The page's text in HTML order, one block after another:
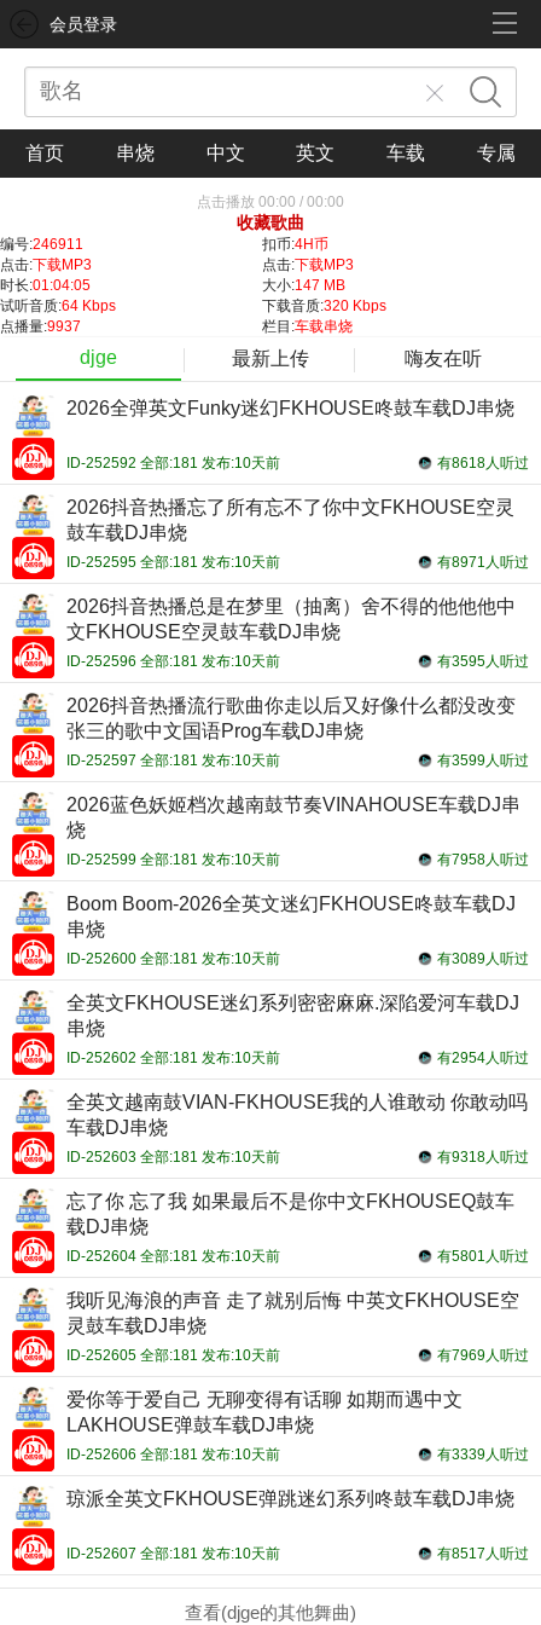
会员登录
首页 串烧 中文 英文 车载 专属
点击播放 00:00 / 00:00
收藏歌曲
编号:246911 扣币:4H币
点击:下载MP3 点击:下载MP3
时长:01:04:05 大小:147 MB
试听音质:64 Kbps 下载音质:320 Kbps
点播量:9937 栏目:车载串烧
djge 最新上传 嗨友在听
2026全弹英文Funky迷幻FKHOUSE咚鼓车载DJ串烧
有8618人听过
ID-252592 全部:181 发布:10天前
2026抖音热播忘了所有忘不了你中文FKHOUSE空灵
鼓车载DJ串烧
有8971人听过
ID-252595 全部:181 发布:10天前
2026抖音热播总是在梦里（抽离）舍不得的他他他中
文FKHOUSE空灵鼓车载DJ串烧
有3595人听过
ID-252596 全部:181 发布:10天前
2026抖音热播流行歌曲你走以后又好像什么都没改变
张三的歌中文国语Prog车载DJ串烧
有3599人听过
ID-252597 全部:181 发布:10天前
2026蓝色妖姬档次越南鼓节奏VINAHOUSE车载DJ串
烧
有7958人听过
ID-252599 全部:181 发布:10天前
Boom Boom-2026全英文迷幻FKHOUSE咚鼓车载DJ
串烧
有3089人听过
ID-252600 全部:181 发布:10天前
全英文FKHOUSE迷幻系列密密麻麻.深陷爱河车载DJ
串烧
有2954人听过
ID-252602 全部:181 发布:10天前
全英文越南鼓VIAN-FKHOUSE我的人谁敢动 你敢动吗
车载DJ串烧
有9318人听过
ID-252603 全部:181 发布:10天前
忘了你 忘了我 如果最后不是你中文FKHOUSEQ鼓车
载DJ串烧
有5801人听过
ID-252604 全部:181 发布:10天前
我听见海浪的声音 走了就别后悔 中英文FKHOUSE空
灵鼓车载DJ串烧
有7969人听过
ID-252605 全部:181 发布:10天前
爱你等于爱自己 无聊变得有话聊 如期而遇中文
LAKHOUSE弹鼓车载DJ串烧
有3339人听过
ID-252606 全部:181 发布:10天前
琼派全英文FKHOUSE弹跳迷幻系列咚鼓车载DJ串烧
有8517人听过
ID-252607 全部:181 发布:10天前
查看(djge的其他舞曲)